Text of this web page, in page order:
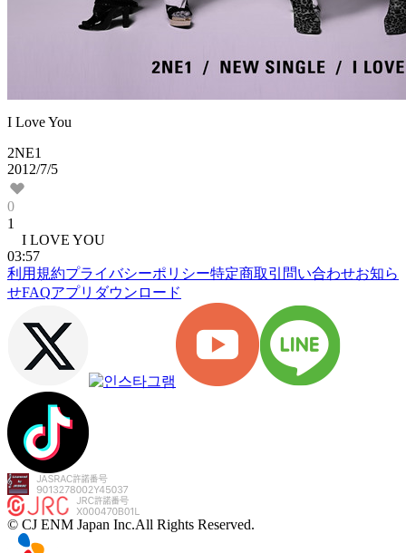
I Love You
2NE1
2012/7/5
0
1
I LOVE YOU
03:57
利用規約プライバシーポリシー特定商取引 問い合わせお知ら
せFAQアプリダウンロード
© CJ ENM Japan Inc.All Rights Reserved.